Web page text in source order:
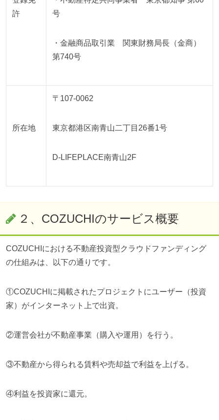
許
号
・金融商品取引業 関東財務局長（金商）
第740号
所在地
〒107-0062
東京都港区南青山二丁目26番1号
D-LIFEPLACE南青山2F
２、 COZUCHIのサービス概要
COZUCHIにおける不動産投資型クラウドファンディング
の仕組みは、以下の通りです。
①COZUCHIに掲載されたプロジェクトにユーザー（投資
家）がインターネット上で出資。
②運営会社が不動産事業（購入や運用）を行う。
③不動産から得られる賃料や売却益で利益を上げる。
④利益を投資家に還元。